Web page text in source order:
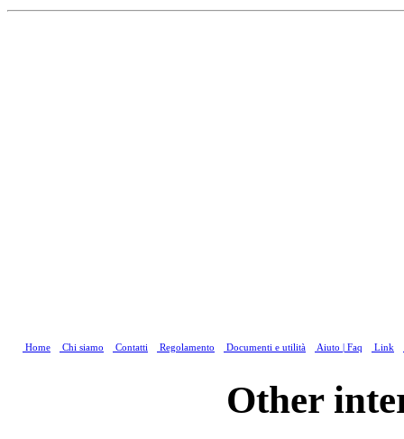
Home Chi siamo Contatti Regolamento Documenti e utilità Aiuto | Faq Link
Other